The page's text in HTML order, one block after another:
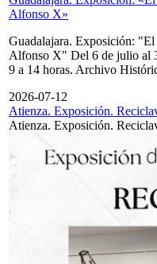
Alfonso X»
Guadalajara. Exposición:
Alfonso X" Del 6 de julio al
9 a 14 horas. Archivo
2026-07-12
Atienza. Exposición.
Atienza. Exposición.